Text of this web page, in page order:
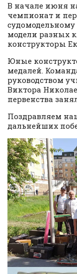
В начале июня
чемпионат и
модели разных
конструкторы
Юные
медалей.
руководством
Виктора
первенства
Поздравляем
дальнейших